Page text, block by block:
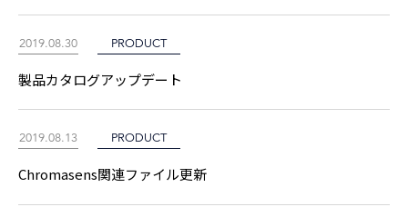
2019.08.30 PRODUCT
製品カタログアップデート
2019.08.13 PRODUCT
Chromasens関連ファイル更新